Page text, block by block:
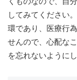
してみてください
環であり、医療行
せんので、心配な
を忘れないように